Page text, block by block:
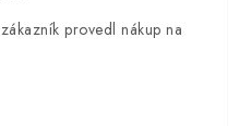
provedl nákup na